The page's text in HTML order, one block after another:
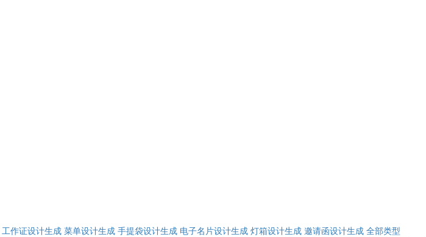
工作证设计生成 菜单设计生成 手提袋设计生成 电子名片设计生成 灯箱设计生成 邀请函设计生成 全部类型